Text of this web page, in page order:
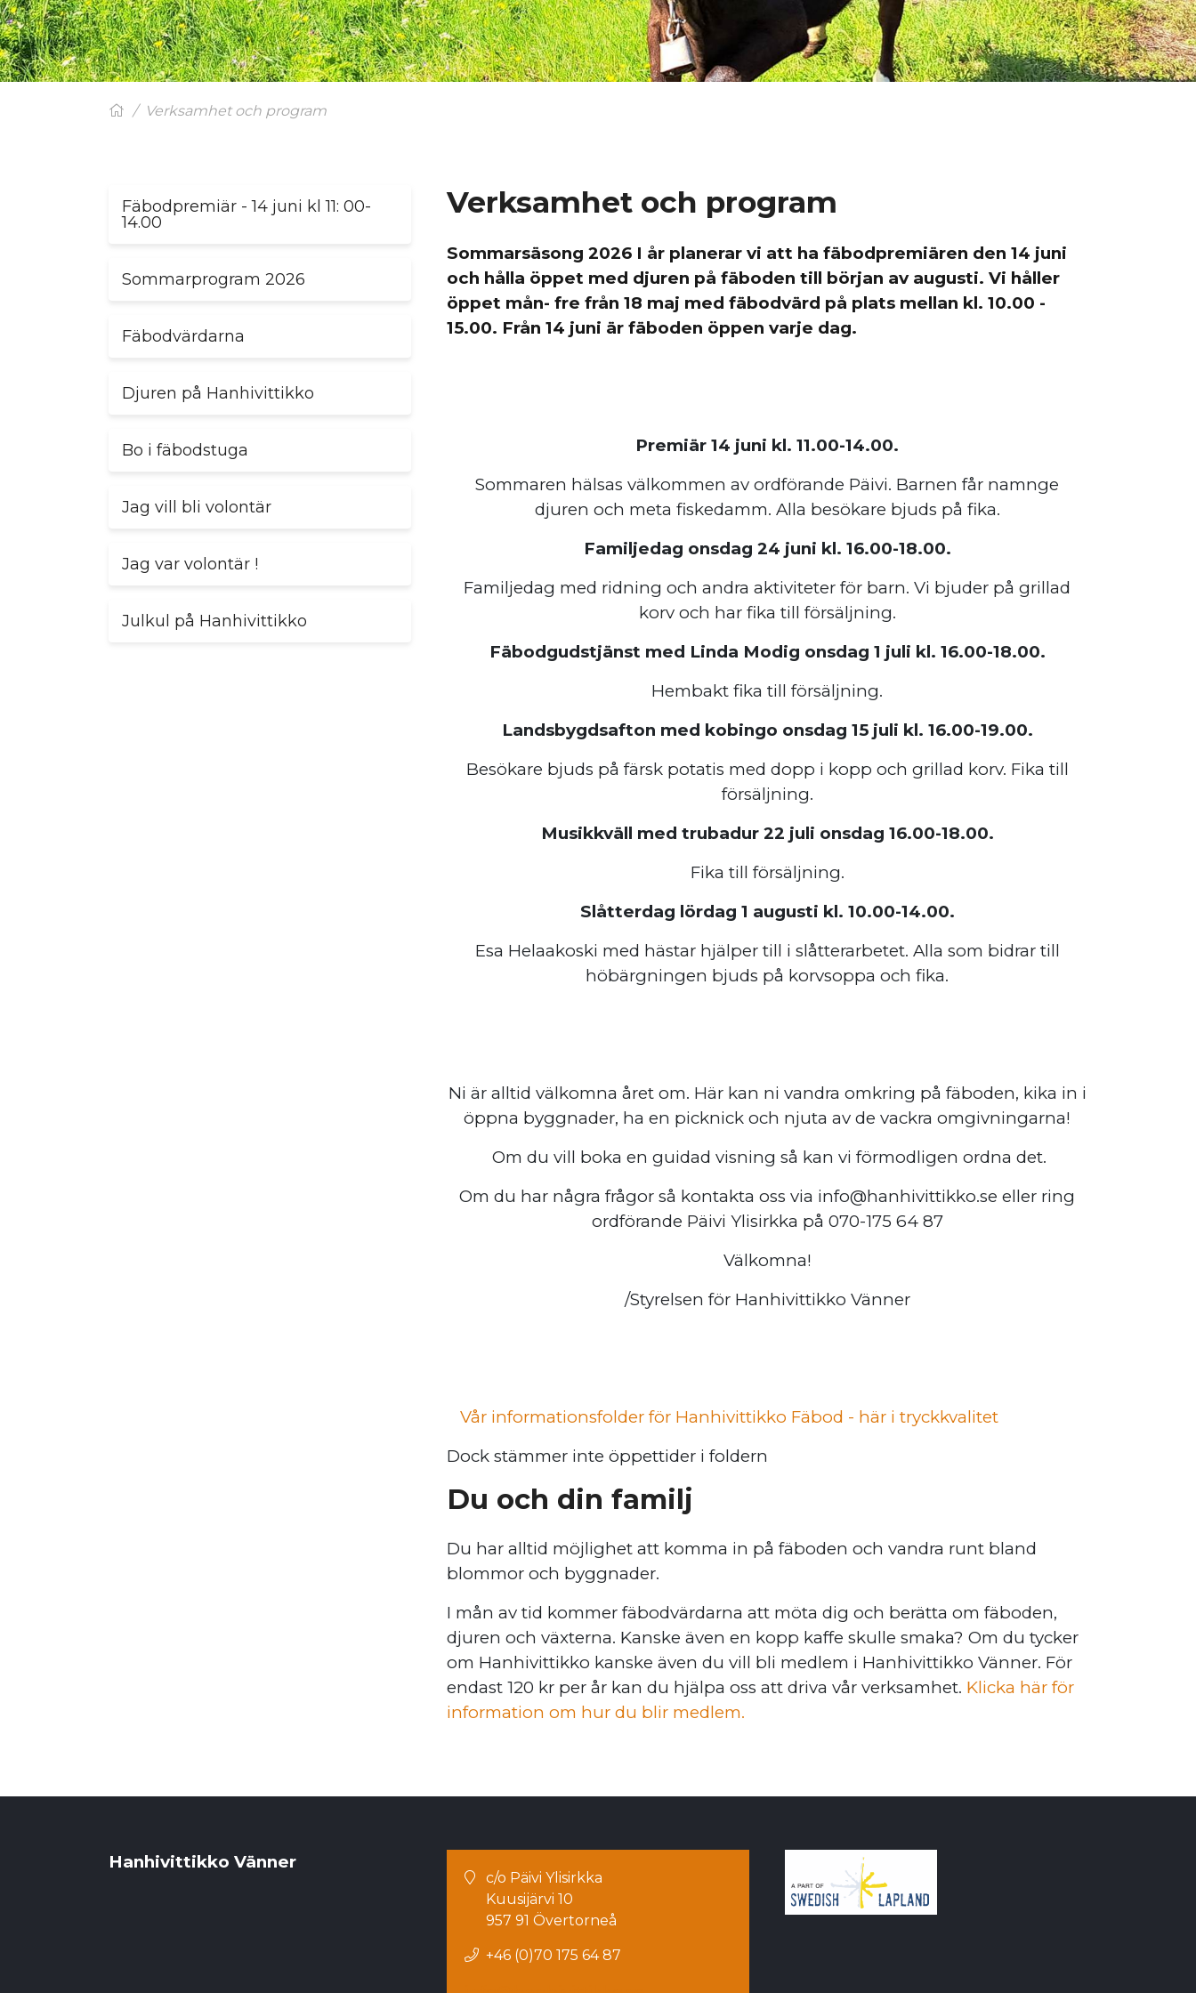
Verksamhet och program
Verksamhet och program
Sommarsäsong 2026 I år planerar vi att ha fäbodpremiären den 14 juni
och hålla öppet med djuren på fäboden till början av augusti. Vi håller
öppet mån- fre från 18 maj med fäbodvärd på plats mellan kl. 10.00 -
15.00. Från 14 juni är fäboden öppen varje dag.
Premiär 14 juni kl. 11.00-14.00.
Sommaren hälsas välkommen av ordförande Päivi. Barnen får namnge
djuren och meta fiskedamm. Alla besökare bjuds på fika.
Familjedag onsdag 24 juni kl. 16.00-18.00.
Familjedag med ridning och andra aktiviteter för barn. Vi bjuder på grillad
korv och har fika till försäljning.
Fäbodgudstjänst med Linda Modig onsdag 1 juli kl. 16.00-18.00.
Hembakt fika till försäljning.
Landsbygdsafton med kobingo onsdag 15 juli kl. 16.00-19.00.
Besökare bjuds på färsk potatis med dopp i kopp och grillad korv. Fika till
försäljning.
Musikkväll med trubadur 22 juli onsdag 16.00-18.00.
Fika till försäljning.
Slåtterdag lördag 1 augusti kl. 10.00-14.00.
Esa Helaakoski med hästar hjälper till i slåtterarbetet. Alla som bidrar till
höbärgningen bjuds på korvsoppa och fika.
Ni är alltid välkomna året om. Här kan ni vandra omkring på fäboden, kika in i
öppna byggnader, ha en picknick och njuta av de vackra omgivningarna!
Om du vill boka en guidad visning så kan vi förmodligen ordna det.
Om du har några frågor så kontakta oss via info@hanhivittikko.se eller ring
ordförande Päivi Ylisirkka på 070-175 64 87
Välkomna!
/Styrelsen för Hanhivittikko Vänner
Vår informationsfolder för Hanhivittikko Fäbod - här i tryckkvalitet
Dock stämmer inte öppettider i foldern
Du och din familj
Du har alltid möjlighet att komma in på fäboden och vandra runt bland
blommor och byggnader.
I mån av tid kommer fäbodvärdarna att möta dig och berätta om fäboden,
djuren och växterna. Kanske även en kopp kaffe skulle smaka? Om du tycker
om Hanhivittikko kanske även du vill bli medlem i Hanhivittikko Vänner. För
endast 120 kr per år kan du hjälpa oss att driva vår verksamhet. Klicka här för
information om hur du blir medlem.
Fäbodpremiär - 14 juni kl 11: 00-
14.00
Sommarprogram 2026
Fäbodvärdarna
Djuren på Hanhivittikko
Bo i fäbodstuga
Jag vill bli volontär
Jag var volontär !
Julkul på Hanhivittikko
Hanhivittikko Vänner
c/o Päivi Ylisirkka
Kuusijärvi 10
957 91 Övertorneå
+46 (0)70 175 64 87